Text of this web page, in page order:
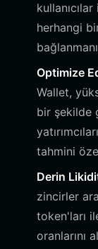
herhangi
Optimize
Wallet,
bir şekilde
tahmini
Derin
zincirler
token'ları
oranlarını